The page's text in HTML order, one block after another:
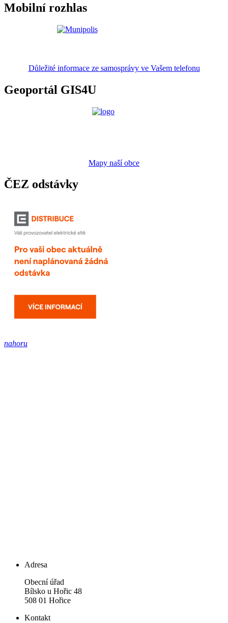
Mobilní rozhlas
Důležité informace ze samosprávy ve Vašem telefonu
Geoportál GIS4U
Mapy naší obce
ČEZ odstávky
nahoru
Adresa
Obecní úřad
Bílsko u Hořic 48
508 01 Hořice
Kontakt